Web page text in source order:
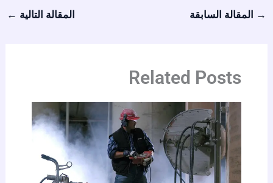
→ المقالة السابقة المقالة التالية ←
Related Posts